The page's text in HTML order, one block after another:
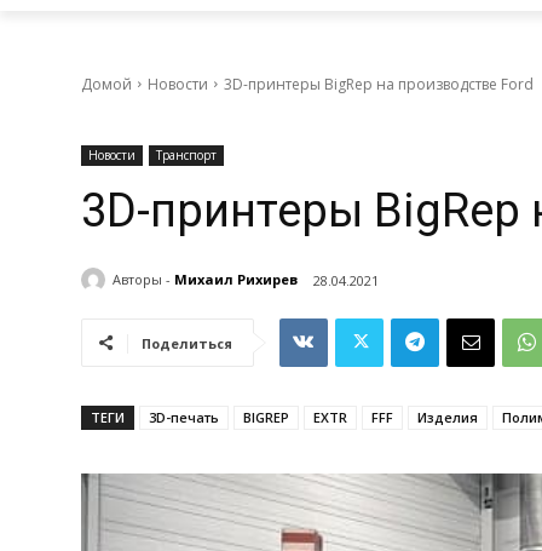
Домой Новости 3D-принтеры BigRep на производстве Ford
Новости Транспорт
3D-принтеры BigRep
Авторы - Михаил Рихирев 28.04.2021
Поделиться
ТЕГИ 3D-печать BIGREP EXTR FFF Изделия